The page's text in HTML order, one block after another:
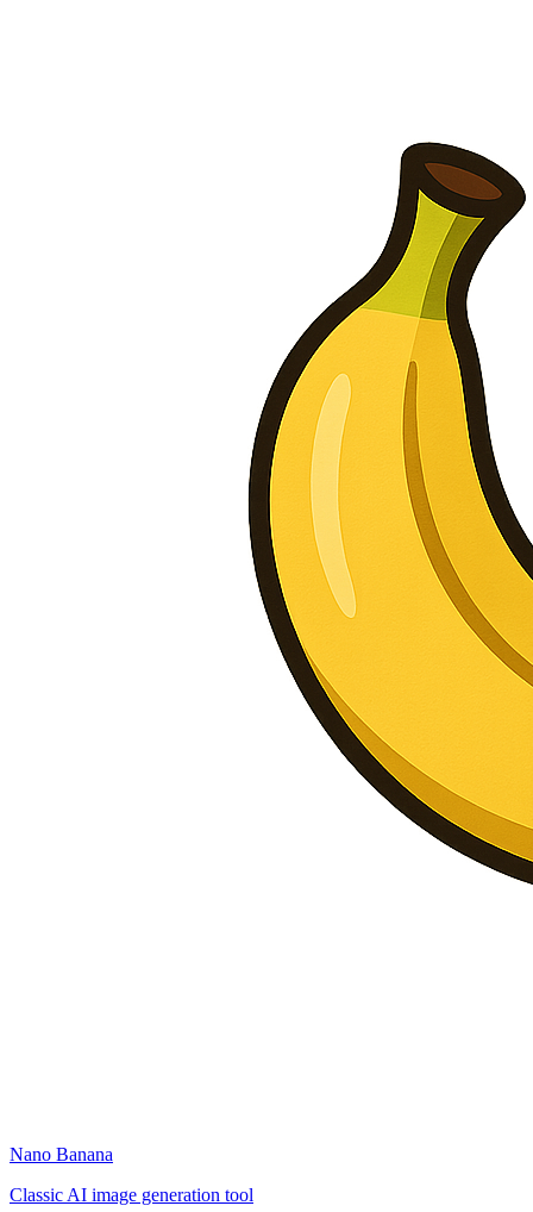
Nano Banana
Classic AI image generation tool